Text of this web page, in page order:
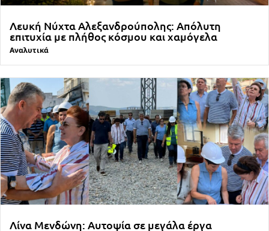
Λευκή Νύχτα Αλεξανδρούπολης: Απόλυτη
επιτυχία με πλήθος κόσμου και χαμόγελα
Αναλυτικά
Λίνα Μενδώνη: Αυτοψία σε μεγάλα έργα